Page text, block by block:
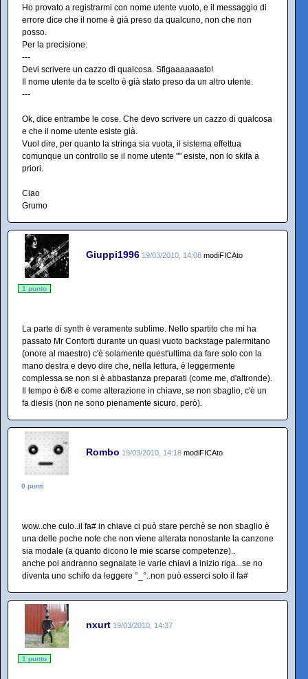
Ho provato a registrarmi con nome utente vuoto, e il messaggio di
errore dice che il nome è già preso da qualcuno, non che non
posso.
Per la precisione:
---
Devi scrivere un cazzo di qualcosa. Sfigaaaaaaato!
Il nome utente da te scelto è già stato preso da un altro utente.
---
Ok, dice entrambe le cose. Che devo scrivere un cazzo di qualcosa
e che il nome utente esiste già.
Vuol dire, per quanto la stringa sia vuota, il sistema effettua
comunque un controllo se il nome utente "" esiste, non lo skifa a
priori.
Ciao
Grumo
Giuppi1996 19/03/2010, 14:08 modiFICAto
1 punto
La parte di synth è veramente sublime. Nello spartito che mi ha
passato Mr Conforti durante un quasi vuoto backstage palermitano
(onore al maestro) c'è solamente quest'ultima da fare solo con la
mano destra e devo dire che, nella lettura, è leggermente
complessa se non si è abbastanza preparati (come me, d'altronde).
Il tempo è 6/8 e come alterazione in chiave, se non sbaglio, c'è un
fa diesis (non ne sono pienamente sicuro, però).
Rombo 19/03/2010, 14:18 modiFICAto
0 punti
wow..che culo..il fa# in chiave ci può stare perchè se non sbaglio è
una delle poche note che non viene alterata nonostante la canzone
sia modale (a quanto dicono le mie scarse competenze)..
anche poi andranno segnalate le varie chiavi a inizio riga...se no
diventa uno schifo da leggere °_°..non può esserci solo il fa#
nxurt 19/03/2010, 14:37
1 punto